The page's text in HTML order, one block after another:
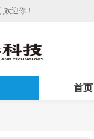
欢迎你！
首页